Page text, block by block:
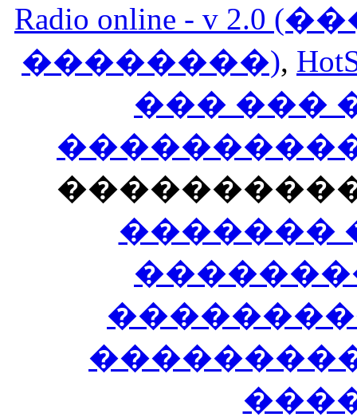
Radio online - v
��������),
��� ���
�������